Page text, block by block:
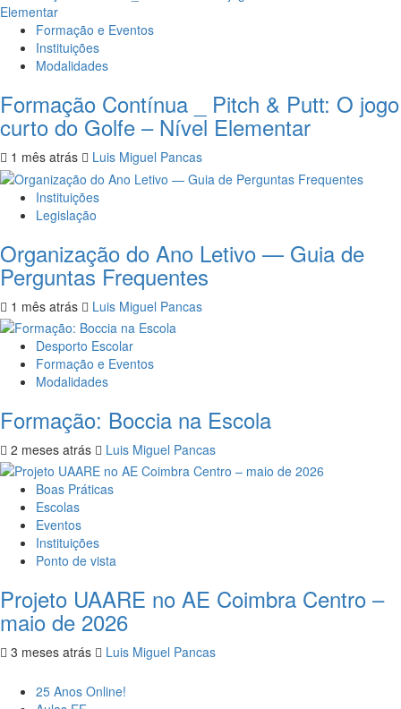
Formação e Eventos
Instituições
Modalidades
Formação Contínua _ Pitch & Putt: O jogo
curto do Golfe – Nível Elementar
1 mês atrás Luis Miguel Pancas
Instituições
Legislação
Organização do Ano Letivo — Guia de
Perguntas Frequentes
1 mês atrás Luis Miguel Pancas
Desporto Escolar
Formação e Eventos
Modalidades
Formação: Boccia na Escola
2 meses atrás Luis Miguel Pancas
Boas Práticas
Escolas
Eventos
Instituições
Ponto de vista
Projeto UAARE no AE Coimbra Centro –
maio de 2026
3 meses atrás Luis Miguel Pancas
25 Anos Online!